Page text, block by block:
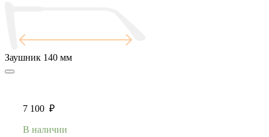
Заушник 140 мм
7 100 ₽
В наличии